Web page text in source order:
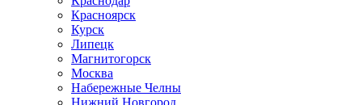
Красноярск
Курск
Липецк
Магнитогорск
Москва
Набережные Челны
Нижний Новгород